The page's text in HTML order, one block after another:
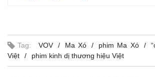
Tag: VOV Ma Xó phim Ma Xó
Việt
phim kinh dị thương hiệu Việt